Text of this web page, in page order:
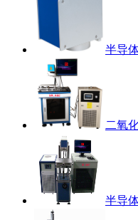
半导
二氧
半导